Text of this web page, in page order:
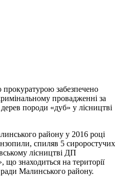
забезпечено
провадженні за
породи «дуб» у лісництві
району у 2016 році
спиляв 5 сироростучих
лісництві ДП
знаходиться на території
ради Малинського району.